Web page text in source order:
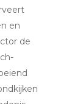
en
de